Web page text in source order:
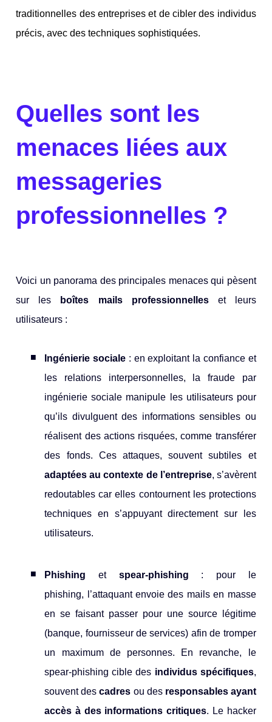
traditionnelles des entreprises et de cibler des individus
précis, avec des techniques sophistiquées.
Quelles sont les
menaces liées aux
messageries
professionnelles ?
Voici un panorama des principales menaces qui pèsent
sur les boîtes mails professionnelles et leurs
utilisateurs :
Ingénierie sociale : en exploitant la confiance et
les relations interpersonnelles, la fraude par
ingénierie sociale manipule les utilisateurs pour
qu’ils divulguent des informations sensibles ou
réalisent des actions risquées, comme transférer
des fonds. Ces attaques, souvent subtiles et
adaptées au contexte de l’entreprise, s’avèrent
redoutables car elles contournent les protections
techniques en s’appuyant directement sur les
utilisateurs.
Phishinget spear-phishing : pour le
phishing, l’attaquant envoie des mails en masse
en se faisant passer pour une source légitime
(banque, fournisseur de services) afin de tromper
un maximum de personnes. En revanche, le
spear-phishing cible des individus spécifiques,
souvent descadres ou des responsables ayant
accès à des informations critiques. Le hacker